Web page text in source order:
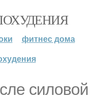
фитнес дома
силовой